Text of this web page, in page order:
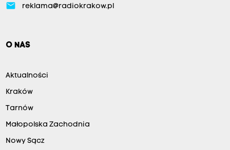
email reklama@radiokrakow.pl
O NAS
Aktualności
Kraków
Tarnów
Małopolska Zachodnia
Nowy Sącz